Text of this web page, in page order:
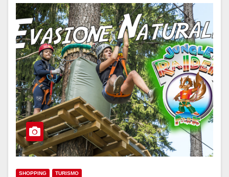
SHOPPING TURISMO